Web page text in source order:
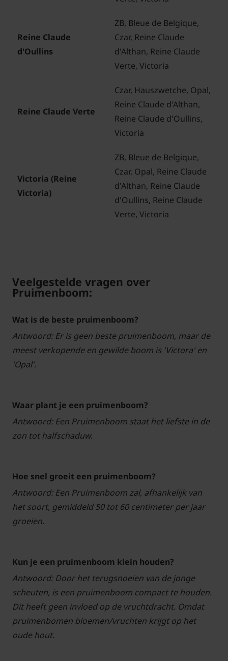
Reine Claude
d'Oullins
ZB, Bleue de Belgique,
Czar, Reine Claude
d'Althan, Reine Claude
Verte, Victoria
Reine Claude Verte
Czar, Hauszwetche, Opal,
Reine Claude d'Althan,
Reine Claude d'Oullins,
Victoria
Victoria (Reine
Victoria)
ZB, Bleue de Belgique,
Czar, Opal, Reine Claude
d'Althan, Reine Claude
d'Oullins, Reine Claude
Verte, Victoria
Veelgestelde vragen over
Pruimenboom:
Wat is de beste pruimenboom?
Antwoord: Er is geen beste pruimenboom, maar de
meest verkopende en gewilde boom is 'Victora' en
'Opal'.
Waar plant je een pruimenboom?
Antwoord: Een Pruimenboom staat het liefste in de
zon tot halfschaduw.
Hoe snel groeit een pruimenboom?
Antwoord: Een Pruimenboom zal, afhankelijk van
het soort, gemiddeld 50 tot 60 centimeter per jaar
groeien.
Kun je een pruimenboom klein houden?
Antwoord: Door het terugsnoeien van de jonge
scheuten, is een pruimenboom compact te houden.
Dit heeft geen invloed op de vruchtdracht. Omdat
pruimenbomen bloemen/vruchten krijgt op het
oude hout.